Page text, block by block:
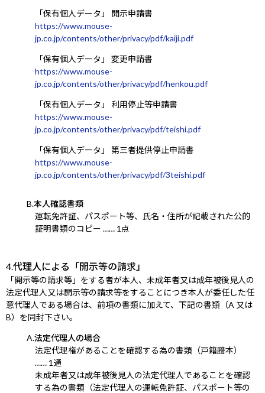
「保有個人データ」 開示申請書
https://www.mouse-
jp.co.jp/contents/other/privacy/pdf/kaiji.pdf
「保有個人データ」 変更申請書
https://www.mouse-
jp.co.jp/contents/other/privacy/pdf/henkou.pdf
「保有個人データ」 利用停止等申請書
https://www.mouse-
jp.co.jp/contents/other/privacy/pdf/teishi.pdf
「保有個人データ」 第三者提供停止申請書
https://www.mouse-
jp.co.jp/contents/other/privacy/pdf/3teishi.pdf
B.本人確認書類
運転免許証、パスポート等、氏名・住所が記載された公的
証明書類のコピー …… 1点
4.代理人による「開示等の請求」
「開示等の請求等」をする者が本人、未成年者又は成年被後見人の
法定代理人又は開示等の請求等をすることにつき本人が委任した任
意代理人である場合は、前項の書類に加えて、下記の書類（A 又は
B）を同封下さい。
A.法定代理人の場合
法定代理権があることを確認する為の書類（戸籍謄本）
…… 1通
未成年者又は成年被後見人の法定代理人であることを確認
する為の書類（法定代理人の運転免許証、パスポート等の